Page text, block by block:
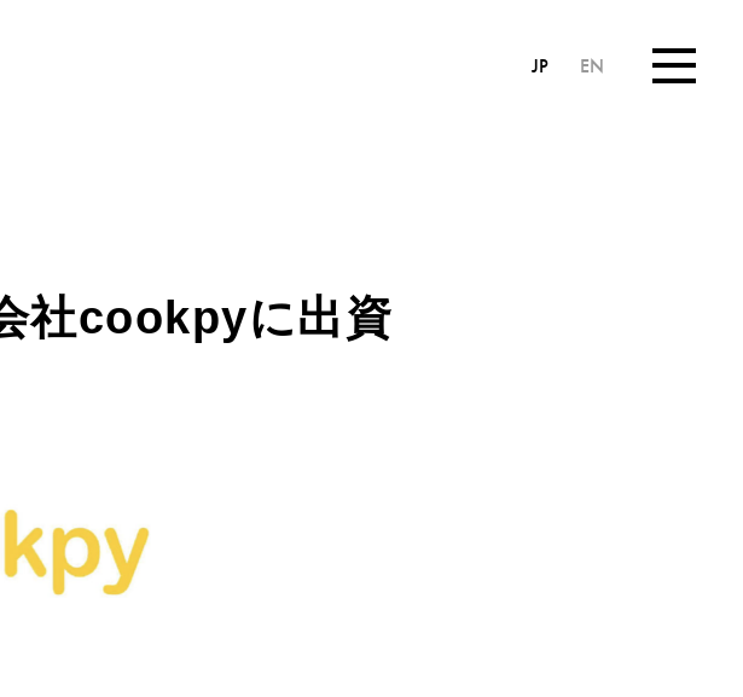
JP EN
社cookpyに出資